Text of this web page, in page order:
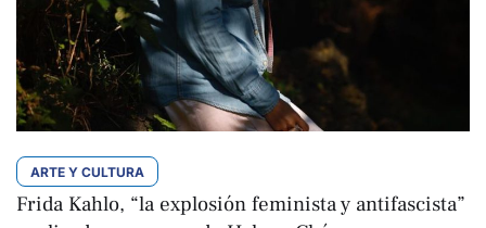
ARTE Y CULTURA
Frida Kahlo, “la explosión feminista y antifascista”